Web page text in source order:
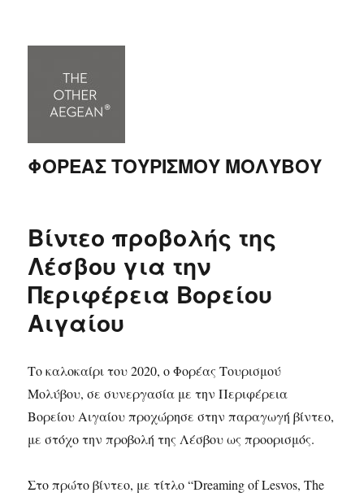
ΦΟΡΕΑΣ ΤΟΥΡΙΣΜΟΥ ΜΟΛΥΒΟΥ
Βίντεο προβολής της
Λέσβου για την
Περιφέρεια Βορείου
Αιγαίου
Το καλοκαίρι του 2020, ο Φορέας Τουρισμού
Μολύβου, σε συνεργασία με την Περιφέρεια
Βορείου Αιγαίου προχώρησε στην παραγωγή βίντεο,
με στόχο την προβολή της Λέσβου ως προορισμός.
Στο πρώτο βίντεο, με τίτλο “Dreaming of Lesvos, The